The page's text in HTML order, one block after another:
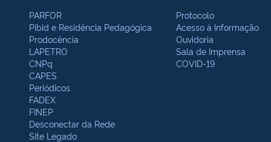
PARFOR
Pibid e Residência Pedagógica
Prodocência
LAPETRO
CNPq
CAPES
Periódicos
FADEX
FINEP
Desconectar da Rede
Site Legado
Protocolo
Acesso à Informação
Ouvidoria
Sala de Imprensa
COVID-19